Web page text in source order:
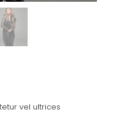
vel ultrices